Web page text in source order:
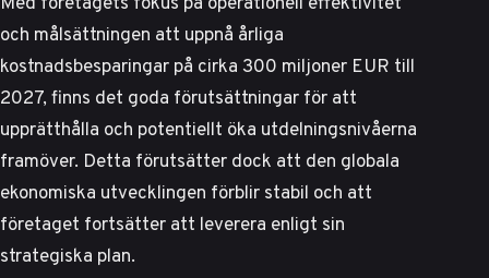
och målsättningen att uppnå årliga
kostnadsbesparingar på cirka 300 miljoner EUR till
2027, finns det goda förutsättningar för att
upprätthålla och potentiellt öka utdelningsnivåerna
framöver. Detta förutsätter dock att den globala
ekonomiska utvecklingen förblir stabil och att
företaget fortsätter att leverera enligt sin
strategiska plan.